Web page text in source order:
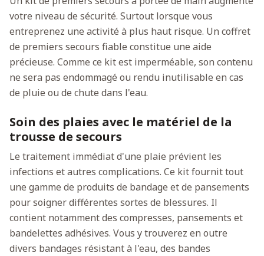
votre niveau de sécurité. Surtout lorsque vous
entreprenez une activité à plus haut risque. Un coffret
de premiers secours fiable constitue une aide
précieuse. Comme ce kit est imperméable, son contenu
ne sera pas endommagé ou rendu inutilisable en cas
de pluie ou de chute dans l'eau.
Soin des plaies avec le matériel de la
trousse de secours
Le traitement immédiat d'une plaie prévient les
infections et autres complications. Ce kit fournit tout
une gamme de produits de bandage et de pansements
pour soigner différentes sortes de blessures. Il
contient notamment des compresses, pansements et
bandelettes adhésives. Vous y trouverez en outre
divers bandages résistant à l'eau, des bandes